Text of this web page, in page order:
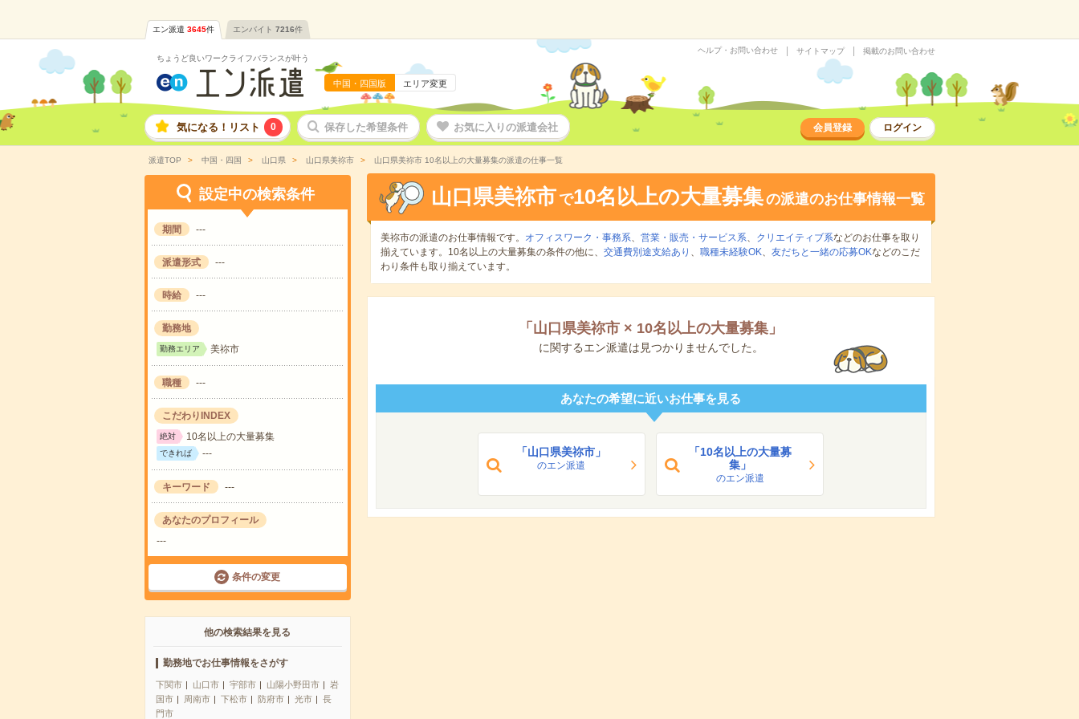
エン派遣 3645件 エンバイト 7216件
ちょうど良いワークライフバランスが叶う
中国・四国版 エリア変更
ヘルプ・お問い合わせ サイトマップ 掲載のお問い合わせ
気になる！リスト 0 保存した希望条件 お気に入りの派遣会社 会員登録 ログイン
派遣TOP 中国・四国 山口県 山口県美祢市 山口県美祢市 10名以上の大量募集の派遣の仕事一覧
設定中の検索条件
期間 ---
派遣形式 ---
時給 ---
勤務地
勤務エリア 美祢市
職種 ---
こだわりINDEX
絶対 10名以上の大量募集
できれば ---
キーワード ---
あなたのプロフィール
---
条件の変更
他の検索結果を見る
勤務地でお仕事情報をさがす
下関市 山口市 宇部市 山陽小野田市
岩
国市
周南市 下松市 防府市 光市
長
門市
山口県美祢市 で10名以上の大量募集の派遣のお仕事情報一覧
美祢市の派遣のお仕事情報です。 オフィスワーク・事務系、 営業・販売・サービス系、 クリエイティブ系などのお仕事を取り
揃えています。10名以上の大量募集の条件の他に、 交通費別途支給あり 、 職種未経験OK、 友だちと一緒の応募OKなどのこだ
わり条件も取り揃えています。
「 山口県美祢市 × 10名以上の大量募集 」
に関するエン派遣は見つかりませんでした。
あなたの希望に近いお仕事を見る
「山口県美祢市」
のエン派遣
「10名以上の大量募
集」
のエン派遣